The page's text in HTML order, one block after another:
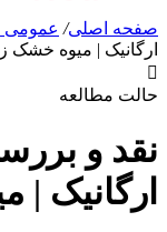
صفحه اصلی/ عمومی
ارگانیک | میوه خشک
حالت مطالعه
نقد و
ارگانیک |